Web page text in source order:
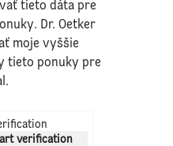
tieto dáta pre
Dr. Oetker
moje vyššie
tieto ponuky pre
verification